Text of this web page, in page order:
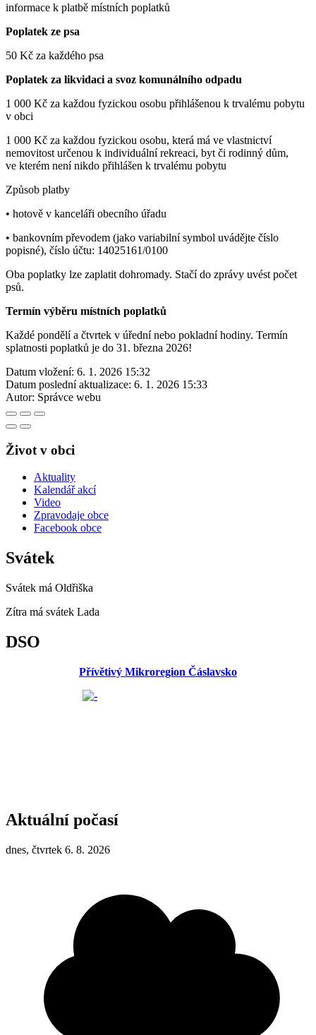
informace k platbě místních poplatků
Poplatek ze psa
50 Kč za každého psa
Poplatek za likvidaci a svoz komunálního odpadu
1 000 Kč za každou fyzickou osobu přihlášenou k trvalému pobytu
v obci
1 000 Kč za každou fyzickou osobu, která má ve vlastnictví
nemovitost určenou k individuální rekreaci, byt či rodinný dům,
ve kterém není nikdo přihlášen k trvalému pobytu
Způsob platby
• hotově v kanceláři obecního úřadu
• bankovním převodem (jako variabilní symbol uvádějte číslo
popisné), číslo účtu: 14025161/0100
Oba poplatky lze zaplatit dohromady. Stačí do zprávy uvést počet
psů.
Termín výběru místních poplatků
Každé pondělí a čtvrtek v úřední nebo pokladní hodiny. Termín
splatnosti poplatků je do 31. března 2026!
Datum vložení: 6. 1. 2026 15:32
Datum poslední aktualizace: 6. 1. 2026 15:33
Autor: Správce webu
Život v obci
Aktuality
Kalendář akcí
Video
Zpravodaje obce
Facebook obce
Svátek
Svátek má Oldřiška
Zítra má svátek Lada
DSO
Přívětivý Mikroregion Čáslavsko
Aktuální počasí
dnes, čtvrtek 6. 8. 2026